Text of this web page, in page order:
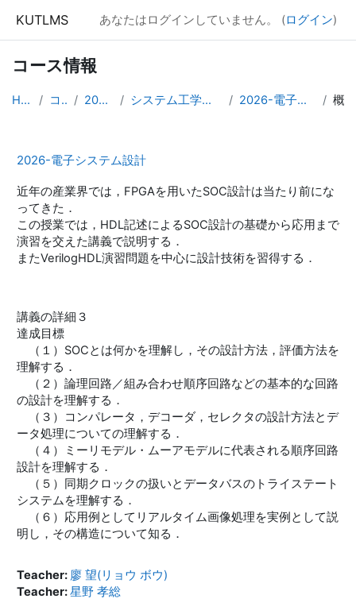
KUTLMS あなたはログインしていません。 (ログイン)
コース情報
Home コース 2026年度 システム工学群専攻領域科目 2026-電子システム設計
2026-電子システム設計
近年の産業界では，FPGAを用いたSOC設計は当たり前にな
ってきた．
この授業では，HDL記述によるSOC設計の基礎から応用まで
演習を交えた講義で説明する．
またVerilogHDL演習問題を中心に設計技術を習得する．
講義の詳細３
達成目標
（１）SOCとは何かを理解し，その設計方法，評価方法を
理解する．
（２）論理回路／組み合わせ順序回路などの基本的な回路
の設計を理解する．
（３）コンパレータ，デコーダ，セレクタの設計方法とデ
ータ処理についての理解する．
（４）ミーリモデル・ムーアモデルに代表される順序回路
設計を理解する．
（５）同期クロックの扱いとデータバスのトライステート
システムを理解する．
（６）応用例としてリアルタイム画像処理を実例として説
明し，その構造について知る．
Teacher: 廖 望(リョウ ボウ)
Teacher:星野 孝総